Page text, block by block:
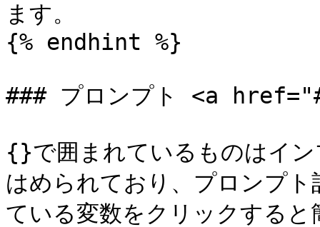
ます。
{% endhint %}
### プロンプト <a
{}で囲まれているものはイ
はめられており、プロンプ
ている変数をクリックする